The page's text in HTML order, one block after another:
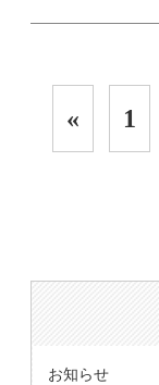
« 1
お知らせ